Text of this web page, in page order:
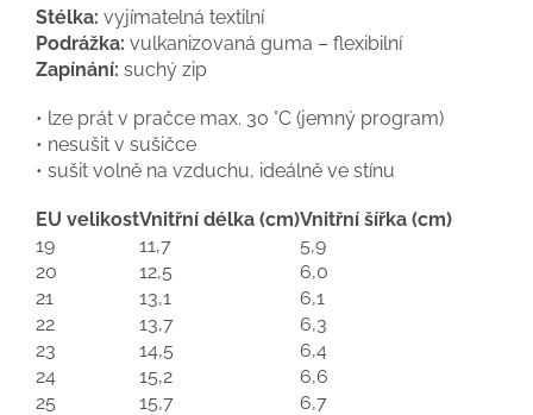
Stélka: vyjímatelná textilní
Podrážka: vulkanizovaná guma – flexibilní
Zapínání: suchý zip
• lze prát v pračce max. 30 °C (jemný program)
• nesušit v sušičce
• sušit volně na vzduchu, ideálně ve stínu
EU velikostVnitřní délka (cm)Vnitřní šířka (cm)
19
11,7
5,9
20
12,5
6,0
21
13,1
6,1
22
13,7
6,3
23
14,5
6,4
24
15,2
6,6
25
15,7
6,7